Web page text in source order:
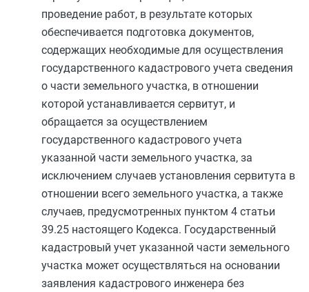
проведение работ, в результате которых
обеспечивается подготовка документов,
содержащих необходимые для осуществления
государственного кадастрового учета сведения
о части земельного участка, в отношении
которой устанавливается сервитут, и
обращается за осуществлением
государственного кадастрового учета
указанной части земельного участка, за
исключением случаев установления сервитута в
отношении всего земельного участка, а также
случаев, предусмотренных пунктом 4 статьи
39.25 настоящего Кодекса. Государственный
кадастровый учет указанной части земельного
участка может осуществляться на основании
заявления кадастрового инженера без